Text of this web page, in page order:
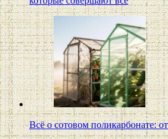
Всё о сотовом поликарбонате: